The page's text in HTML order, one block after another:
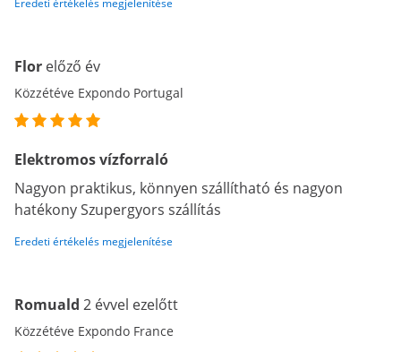
Eredeti értékelés megjelenítése
Flor előző év
Közzétéve Expondo Portugal
Elektromos vízforraló
Nagyon praktikus, könnyen szállítható és nagyon
hatékony Szupergyors szállítás
Eredeti értékelés megjelenítése
Romuald 2 évvel ezelőtt
Közzétéve Expondo France